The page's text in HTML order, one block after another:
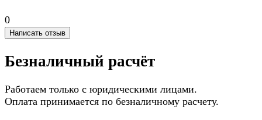
0
Написать отзыв
Безналичный расчёт
Работаем только с юридическими лицами.
Оплата принимается по безналичному расчету.